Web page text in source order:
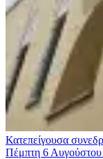
Κατεπείγουσα
Πέμπτη 6 Αυγούστου